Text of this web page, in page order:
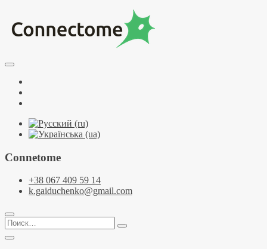
содержимому
Connectome
Курсы по НЛП и коучингу. НЛП-Практик. НЛП-Мастер.
Connetome
+38 067 409 59 14
k.gaiduchenko@gmail.com
Поиск…